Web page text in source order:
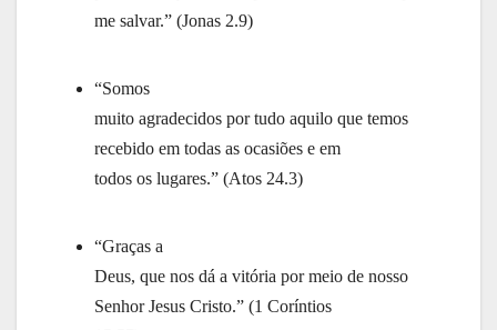
me salvar.” (Jonas 2.9)
“Somos
muito agradecidos por tudo aquilo que temos
recebido em todas as ocasiões e em
todos os lugares.” (Atos 24.3)
“Graças a
Deus, que nos dá a vitória por meio de nosso
Senhor Jesus Cristo.” (1 Coríntios